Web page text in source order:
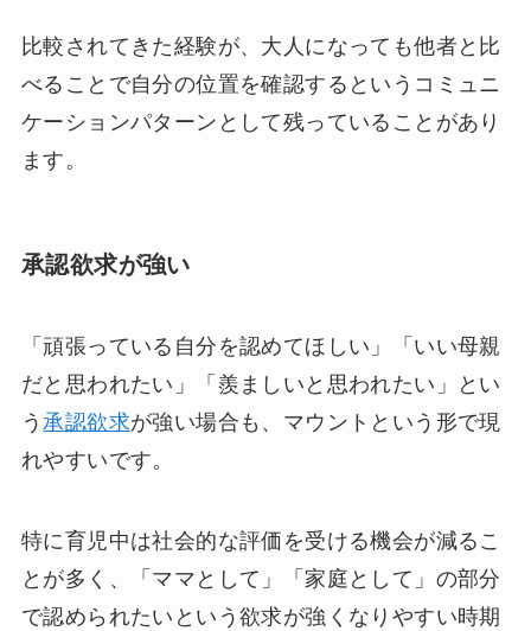
比較されてきた経験が、大人になっても他者と比
べることで自分の位置を確認するというコミュニ
ケーションパターンとして残っていることがあり
ます。
承認欲求が強い
「頑張っている自分を認めてほしい」「いい母親
だと思われたい」「羨ましいと思われたい」とい
う承認欲求が強い場合も、マウントという形で現
れやすいです。
特に育児中は社会的な評価を受ける機会が減るこ
とが多く、「ママとして」「家庭として」の部分
で認められたいという欲求が強くなりやすい時期